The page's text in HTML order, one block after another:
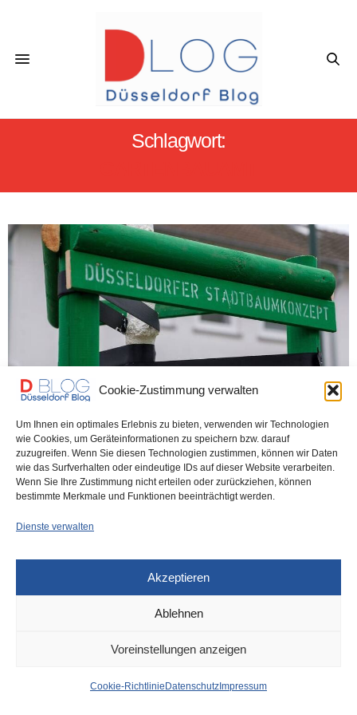
Cookie-Zustimmung verwalten
Um Ihnen ein optimales Erlebnis zu bieten, verwenden wir Technologien
wie Cookies, um Geräteinformationen zu speichern bzw. darauf
zuzugreifen. Wenn Sie diesen Technologien zustimmen, können wir Daten
wie das Surfverhalten oder eindeutige IDs auf dieser Website verarbeiten.
Wenn Sie Ihre Zustimmung nicht erteilen oder zurückziehen, können
bestimmte Merkmale und Funktionen beeinträchtigt werden.
Dienste verwalten
Akzeptieren
Ablehnen
Voreinstellungen anzeigen
Cookie-Richtlinie Datenschutz Impressum
Schlagwort:
Stadt will viele Bäume pflanzen –
aber sind es auch die richtigen?
In der laufenden Pflanzsaison will die Landeshauptstadt 1.500 neue
Bäume pflanzen. Aber: In der vorherigen…
0 SHARES
DATENSCHUTZ COOKIE-RICHTLINIE (EU)